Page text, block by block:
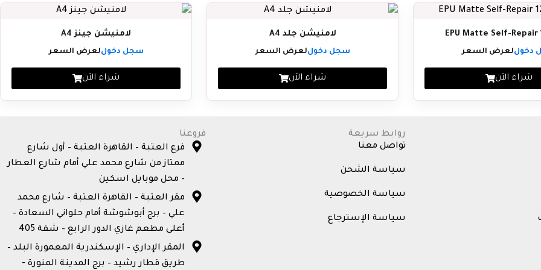
دخوللعرض السعر
شراء الآن
لامنيشن جلد A4
سجل دخوللعرض السعر
شراء الآن
لامنيشن جينز A4
سجل دخوللعرض السعر
شراء الآن
روابط سريعة
تواصل معنا
سياسة الشحن
سياسة الخصوصية
سياسة الإسترجاع
فروعنا
فرع العتبة – القاهرة العتبة – أول شارع
ممتاز من شارع محمد علي أمام شارع العطار
– محل موبايل اسكين
مقر العتبة – القاهرة العتبة – شارع محمد
علي – برج أبوشوشة أمام حلواني السعادة –
أعلى مطعم غازي الدور الرابع – شقة 405
المقر الإداري – الإسكندرية المعمورة البلد –
طريق قطار رشيد – برج المدينة المنورة -